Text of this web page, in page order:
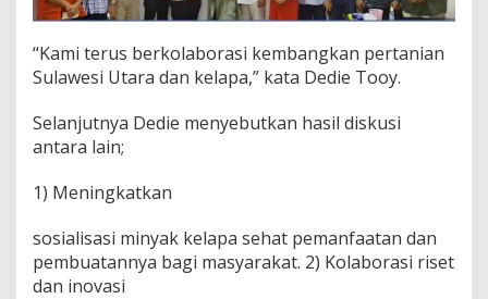
h
a
M
n
r
e
“Kami terus berkolaborasi kembangkan pertanian
Sulawesi Utara dan kelapa,” kata Dedie Tooy.
Selanjutnya Dedie menyebutkan hasil diskusi
antara lain;
1) Meningkatkan
sosialisasi minyak kelapa sehat pemanfaatan dan
pembuatannya bagi masyarakat. 2) Kolaborasi riset
dan inovasi